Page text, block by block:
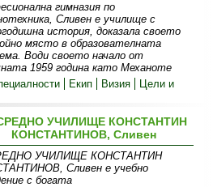
гимназия по
Сливен е училище с
история, доказала своето
място в образователната
Води своето начало от
1959 година като Механоте
Екип Визия
Цели и
УЧИЛИЩЕ КОНСТАНТИН
КОНСТАНТИНОВ, Сливен
УЧИЛИЩЕ КОНСТАНТИН
Сливен е учебно
с богата